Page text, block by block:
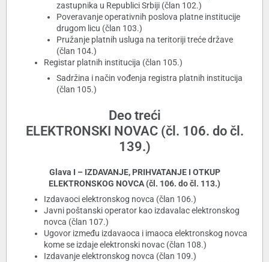
zastupnika u Republici Srbiji (član 102.)
Poveravanje operativnih poslova platne institucije
drugom licu (član 103.)
Pružanje platnih usluga na teritoriji treće države
(član 104.)
Registar platnih institucija (član 105.)
Sadržina i način vođenja registra platnih institucija
(član 105.)
Deo treći
ELEKTRONSKI NOVAC (čl. 106. do čl.
139.)
Glava I – IZDAVANJE, PRIHVATANJE I OTKUP
ELEKTRONSKOG NOVCA (čl. 106. do čl. 113.)
Izdavaoci elektronskog novca (član 106.)
Javni poštanski operator kao izdavalac elektronskog
novca (član 107.)
Ugovor između izdavaoca i imaoca elektronskog novca
kome se izdaje elektronski novac (član 108.)
Izdavanje elektronskog novca (član 109.)